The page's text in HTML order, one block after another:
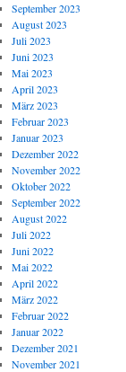
September 2023
August 2023
Juli 2023
Juni 2023
Mai 2023
April 2023
März 2023
Februar 2023
Januar 2023
Dezember 2022
November 2022
Oktober 2022
September 2022
August 2022
Juli 2022
Juni 2022
Mai 2022
April 2022
März 2022
Februar 2022
Januar 2022
Dezember 2021
November 2021